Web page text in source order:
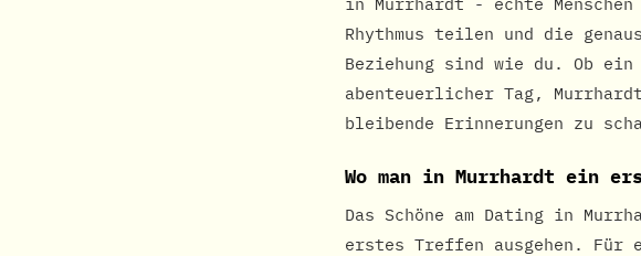
Rhythmus teilen und die
Beziehung sind wie du. Ob
abenteuerlicher Tag,
bleibende Erinnerungen zu
Wo man in Murrhardt ein
Das Schöne am Dating in
erstes Treffen ausgehen. Für